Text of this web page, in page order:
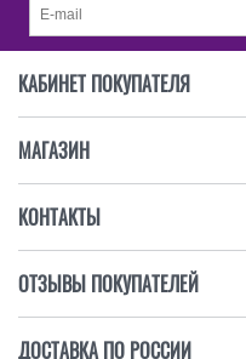
КАБИНЕТ ПОКУПАТЕЛЯ
МАГАЗИН
КОНТАКТЫ
ОТЗЫВЫ ПОКУПАТЕЛЕЙ
ДОСТАВКА ПО РОССИИ